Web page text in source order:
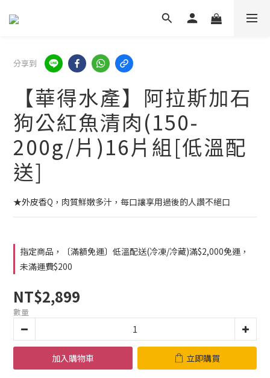
分享到
【華得水產】阿拉斯加石
狗公紅魚清肉(150-
200g/片)16片組[低溫配
送]
★外皮香Q，肉質鮮嫩多汁，每口讓享用過後的人讚不絕口
指定商品，〔滿額免運〕低溫配送(冷凍/冷藏)滿$2,000免運，
未滿運費$200
NT$2,899
數量
加入購物車 立即購買